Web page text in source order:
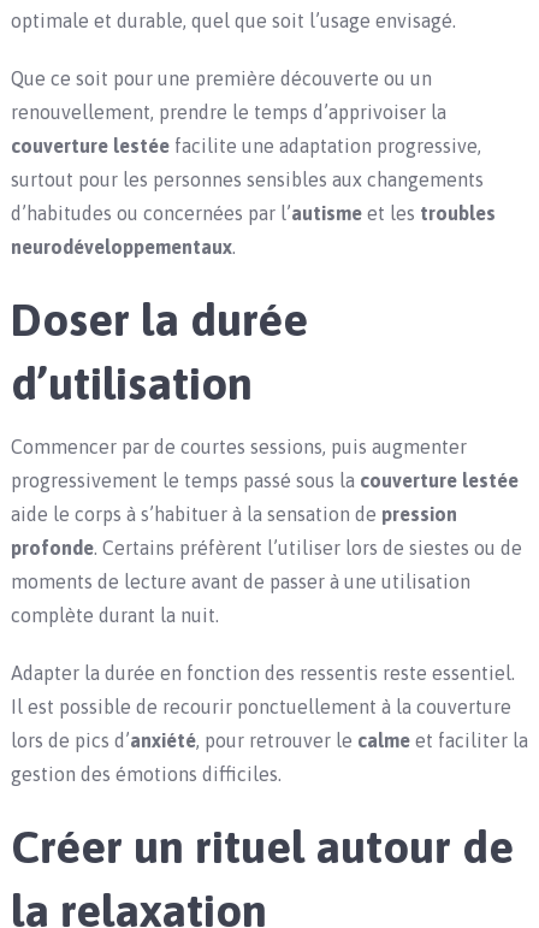
optimale et durable, quel que soit l’usage envisagé.
Que ce soit pour une première découverte ou un
renouvellement, prendre le temps d’apprivoiser la
couverture lestéefacilite une adaptation progressive,
surtout pour les personnes sensibles aux changements
d’habitudes ou concernées par l’autismeet les troubles
neurodéveloppementaux.
Doser la durée
d’utilisation
Commencer par de courtes sessions, puis augmenter
progressivement le temps passé sous la couverture lestée
aide le corps à s’habituer à la sensation de pression
profonde. Certains préfèrent l’utiliser lors de siestes ou de
moments de lecture avant de passer à une utilisation
complète durant la nuit.
Adapter la durée en fonction des ressentis reste essentiel.
Il est possible de recourir ponctuellement à la couverture
lors de pics d’anxiété, pour retrouver le calmeet faciliter la
gestion des émotions difficiles.
Créer un rituel autour de
la relaxation